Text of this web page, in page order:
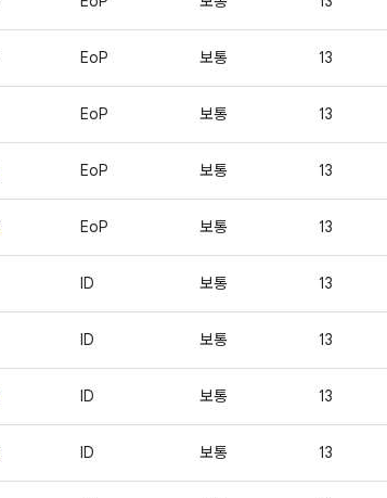
EoP 보통 13
EoP 보통 13
EoP 보통 13
EoP 보통 13
ID 보통 13
ID 보통 13
ID 보통 13
ID 보통 13